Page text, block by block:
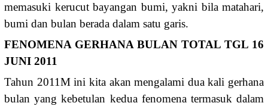
memasuki kerucut bayangan bumi, yakni bila matahari,
bumi dan bulan berada dalam satu garis.
FENOMENA GERHANA BULAN TOTAL TGL 16
JUNI 2011
Tahun 2011M ini kita akan mengalami dua kali gerhana
bulan yang kebetulan kedua fenomena termasuk dalam